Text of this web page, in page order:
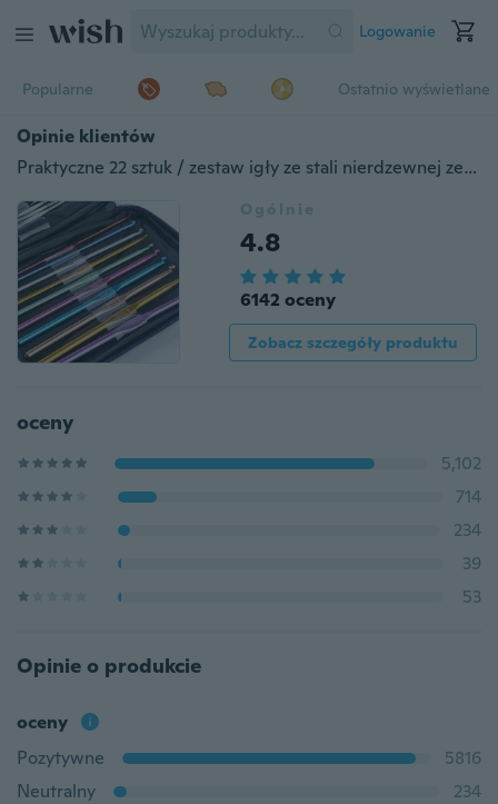
Logowanie
Popularne Ostatnio wyświetlane
Opinie klientów
Praktyczne 22 sztuk / zestaw igły ze stali nierdzewnej zestaw szydełek zestaw narzędzi do robienia na drutach z etui przędza zestaw do rękodzieła
Ogólnie
4.8
6142 oceny
Zobacz szczegóły produktu
oceny
5,102
714
234
39
53
Opinie o produkcie
oceny
Pozytywne
5816
Neutralny
234